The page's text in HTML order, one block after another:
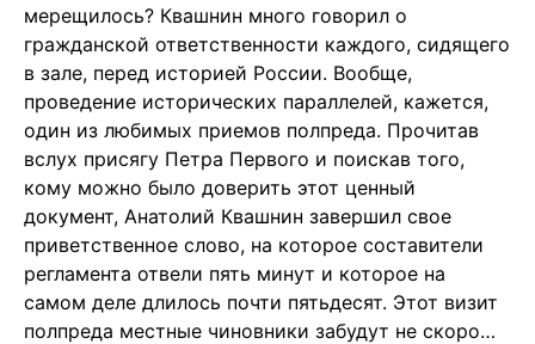
мерещилось? Квашнин много говорил о
гражданской ответственности каждого, сидящего
в зале, перед историей России. Вообще,
проведение исторических параллелей, кажется,
один из любимых приемов полпреда. Прочитав
вслух присягу Петра Первого и поискав того,
кому можно было доверить этот ценный
документ, Анатолий Квашнин завершил свое
приветственное слово, на которое составители
регламента отвели пять минут и которое на
самом деле длилось почти пятьдесят. Этот визит
полпреда местные чиновники забудут не скоро…